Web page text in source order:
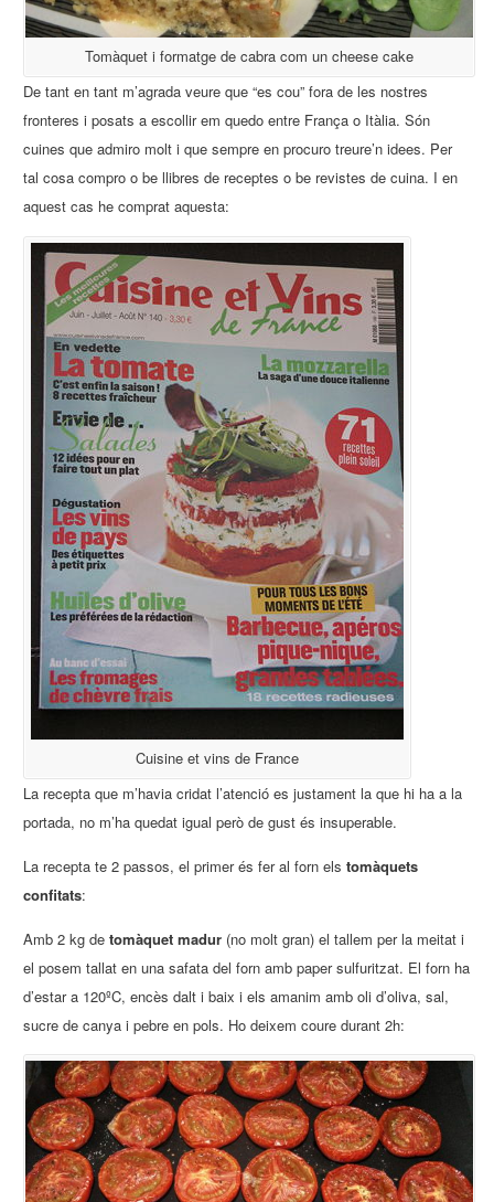
Tomàquet i formatge de cabra com un cheese cake
De tant en tant m’agrada veure que “es cou” fora de les nostres
fronteres i posats a escollir em quedo entre França o Itàlia. Són
cuines que admiro molt i que sempre en procuro treure’n idees. Per
tal cosa compro o be llibres de receptes o be revistes de cuina. I en
aquest cas he comprat aquesta:
Cuisine et vins de France
La recepta que m’havia cridat l’atenció es justament la que hi ha a la
portada, no m’ha quedat igual però de gust és insuperable.
La recepta te 2 passos, el primer és fer al forn els tomàquets
confitats:
Amb 2 kg detomàquet madur (no molt gran) el tallem per la meitat i
el posem tallat en una safata del forn amb paper sulfuritzat. El forn ha
d’estar a 120ºC, encès dalt i baix i els amanim amb oli d’oliva, sal,
sucre de canya i pebre en pols. Ho deixem coure durant 2h: